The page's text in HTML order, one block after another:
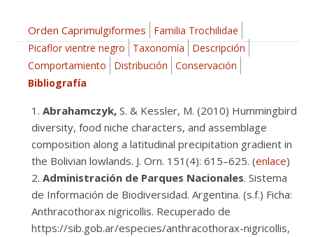
Orden Caprimulgiformes
Familia Trochilidae
Picaflor vientre negro
Taxonomía
Descripción
Comportamiento
Distribución
Conservación
Bibliografía
Abrahamczyk, S. & Kessler, M. (2010) Hummingbird
diversity, food niche characters, and assemblage
composition along a latitudinal precipitation gradient in
the Bolivian lowlands. J. Orn. 151(4): 615–625. (enlace)
Administración de Parques Nacionales. Sistema
de Información de Biodiversidad. Argentina. (s.f.) Ficha:
Anthracothorax nigricollis. Recuperado de
https://sib.gob.ar/especies/anthracothorax-nigricollis,